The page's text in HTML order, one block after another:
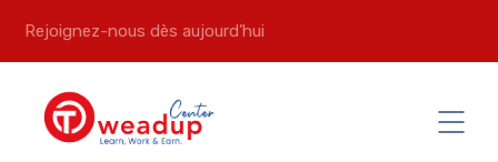
Rejoignez-nous dès aujourd’hui